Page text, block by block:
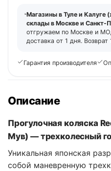
Магазины в Туле и Калуге
склады в Москве и Санкт-
отгружаем по Москве и
доставка от 1 дня. Возврат
Гарантия производителя
Описание
Прогулочная коляска
Мув) — трехколесный
Уникальная японская
собой маневренную